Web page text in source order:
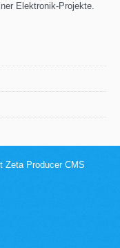
Elektronik-Projekte.
Zeta Producer CMS